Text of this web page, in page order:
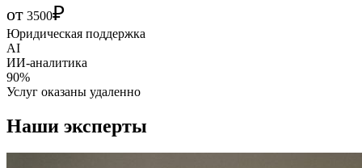
от 3500₽
Юридическая поддержка
AI
ИИ-аналитика
90%
Услуг оказаны удаленно
Наши эксперты